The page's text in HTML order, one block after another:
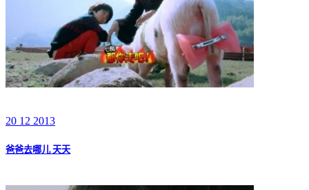
20 12 2013
爸爸去哪儿 天天